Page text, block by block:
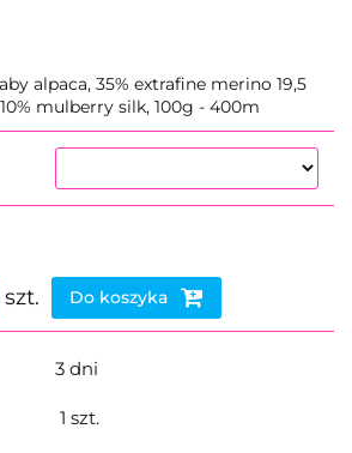
alpaca, 35% extrafine merino 19,5
mulberry silk, 100g - 400m
szt. Do koszyka
3 dni
1 szt.